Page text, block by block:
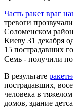
Часть ракет враг
тревоги
Соломенском
Киеву 31 декабря
15 пострадавших
Семь - получили
В результате
пострадавших,
человека в
домов, здание